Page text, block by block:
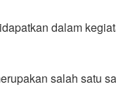
dalam
salah satu